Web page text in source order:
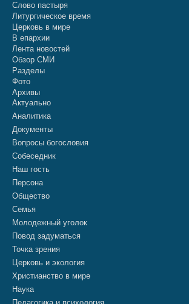
Слово пастыря
Литургическое время
Церковь в мире
В епархии
Лента новостей
Обзор СМИ
Разделы
Фото
Архивы
Актуально
Аналитика
Документы
Вопросы богословия
Собеседник
Наш гость
Персона
Общество
Семья
Молодежный уголок
Повод задуматься
Точка зрения
Церковь и экология
Христианство в мире
Наука